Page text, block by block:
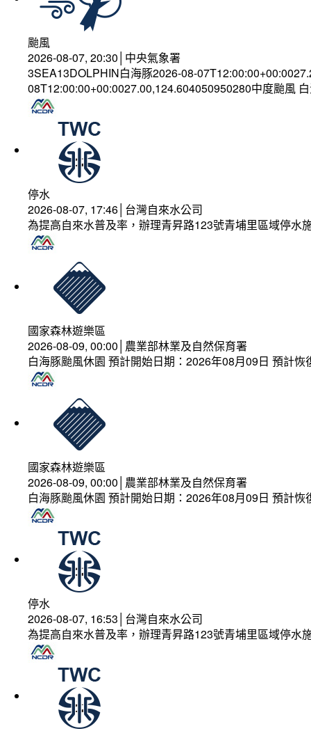
颱風
2026-08-07, 20:30│中央氣象署
3SEA13DOLPHIN白海豚2026-08-
08T12:00:00+00:0027.00,124.604050950280中度颱風
停水
2026-08-07, 17:46│台灣自來水公司
為提高自來水普及率，辦理青昇路123號青埔里區域停水
國家森林遊樂區
2026-08-09, 00:00│農業部林業及自然保育署
白海豚颱風休園 預計開始日期：2026年08月09日 預計
國家森林遊樂區
2026-08-09, 00:00│農業部林業及自然保育署
白海豚颱風休園 預計開始日期：2026年08月09日 預計
停水
2026-08-07, 16:53│台灣自來水公司
為提高自來水普及率，辦理青昇路123號青埔里區域停水